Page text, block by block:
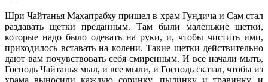
Шри Чайтанья Махапрабху пришел в храм Гундича и Сам стал
раздавать щетки преданным. Там были маленькие щетки,
которые надо было одевать на руки, и, чтобы чистить ими,
приходилось вставать на колени. Такие щетки действительно
дают вам почувствовать себя смиренным. И все начали мыть,
Господь Чайтанья мыл, и все мыли, и Господь сказал, чтобы из
храма выносили каждую соринку, пылинку и травинку, и